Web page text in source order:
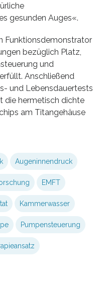
gesunden Auges«.
Funktionsdemonstrator
bezüglich Platz,
und
Anschließend
und Lebensdauertests
die hermetisch dichte
am Titangehäuse
Augeninnendruck
EMFT
Kammerwasser
Pumpensteuerung